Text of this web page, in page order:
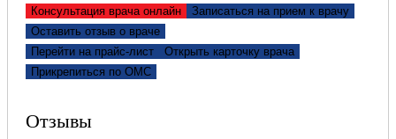
квалифицированную помощь, а также проявляла
доброту и внимание. Лично делала мне
необходимые процедуры. Она постоянно при этом
находила для меня ободряющие слова, которые меня
поддерживали. Я жду того времени, когда буду
так: «И никто из жителей не скажет «Я болен».
Консультация врача онлайн
Записаться на прием к врачу
Оставить отзыв о враче
Перейти на прайс-лист
Открыть карточку врача
Прикрепиться по ОМС
Отзывы